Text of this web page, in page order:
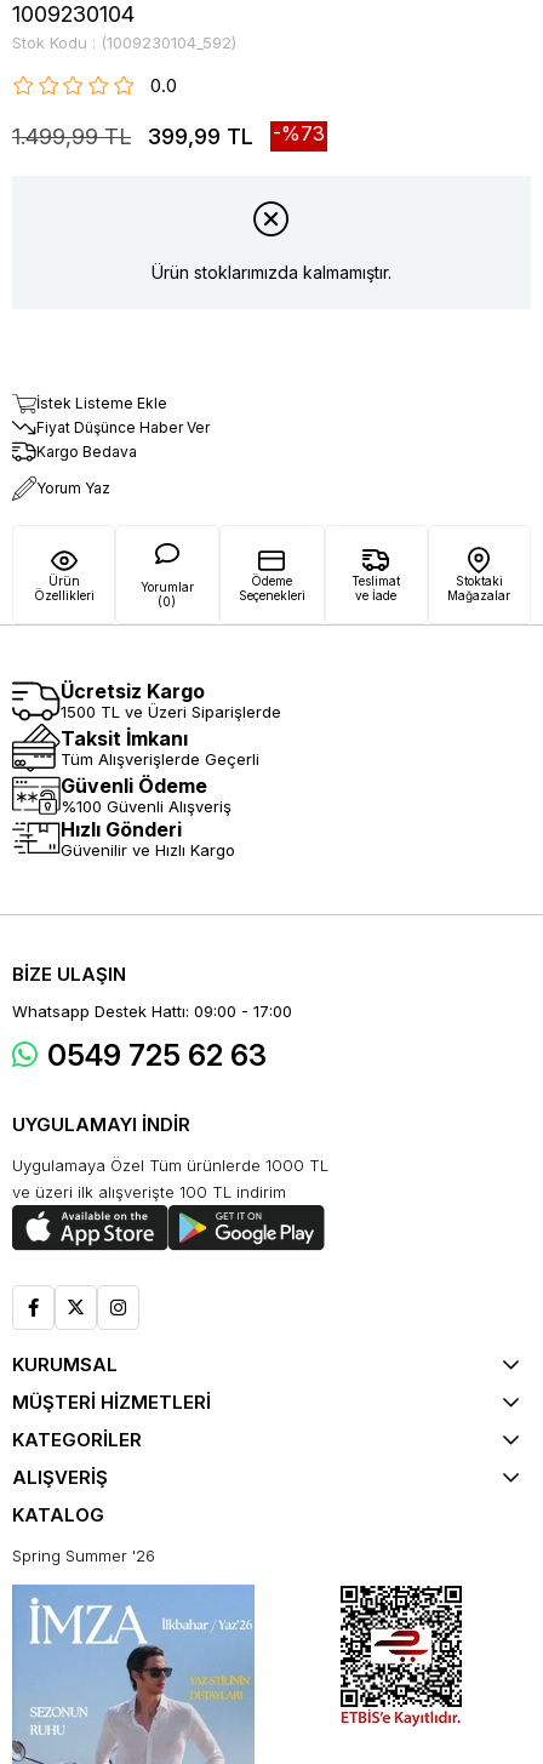
1009230104
Stok Kodu (1009230104_592)
0.0
1.499,99 TL 399,99 TL 73
Ürün stoklarımızda kalmamıştır.
İstek Listeme Ekle
Fiyat Düşünce Haber Ver
Kargo Bedava
Yorum Yaz
Ürün
Özellikleri
Yorumlar
(0)
Ödeme
Seçenekleri
Teslimat
ve İade
Stoktaki
Mağazalar
Ücretsiz Kargo
1500 TL ve Üzeri Siparişlerde
Taksit İmkanı
Tüm Alışverişlerde Geçerli
Güvenli Ödeme
%100 Güvenli Alışveriş
Hızlı Gönderi
Güvenilir ve Hızlı Kargo
BİZE ULAŞIN
Whatsapp Destek Hattı: 09:00 - 17:00
0549 725 62 63
UYGULAMAYI İNDİR
Uygulamaya Özel Tüm ürünlerde 1000 TL
ve üzeri ilk alışverişte 100 TL indirim
KURUMSAL
MÜŞTERİ HİZMETLERİ
KATEGORİLER
ALIŞVERİŞ
KATALOG
Spring Summer '26